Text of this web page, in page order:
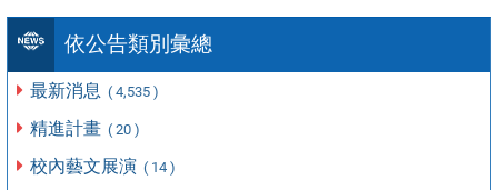
依公告類別彙總
最新消息 ( 4,535 )
精進計畫 ( 20 )
校內藝文展演 ( 14 )